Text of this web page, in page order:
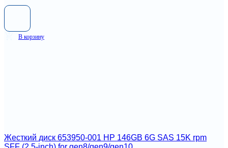
В корзину
Жесткий диск 653950-001 HP 146GB 6G SAS 15K rpm